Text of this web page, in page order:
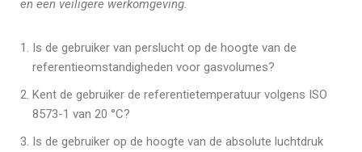
en een veiligere werkomgeving.
Is de gebruiker van perslucht op de hoogte van de
referentieomstandigheden voor gasvolumes?
Kent de gebruiker de referentietemperatuur volgens ISO
8573-1 van 20 °C?
Is de gebruiker op de hoogte van de absolute luchtdruk